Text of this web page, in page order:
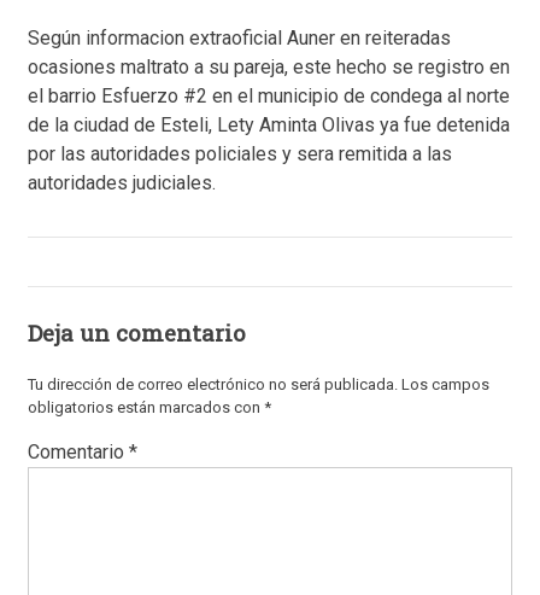
Según informacion extraoficial Auner en reiteradas
ocasiones maltrato a su pareja, este hecho se registro en
el barrio Esfuerzo #2 en el municipio de condega al norte
de la ciudad de Esteli, Lety Aminta Olivas ya fue detenida
por las autoridades policiales y sera remitida a las
autoridades judiciales.
Deja un comentario
Tu dirección de correo electrónico no será publicada. Los campos
obligatorios están marcados con *
Comentario *